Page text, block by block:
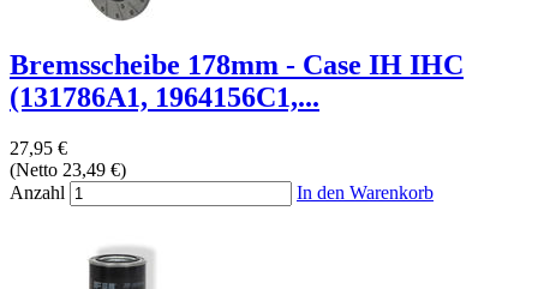
Bremsscheibe 178mm - Case IH IHC
(131786A1, 1964156C1,...
27,95 €
(Netto 23,49 €)
Anzahl
In den Warenkorb